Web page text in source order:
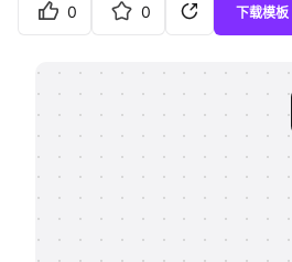
私有化部署
客户案例
支持
0 0 下载模板